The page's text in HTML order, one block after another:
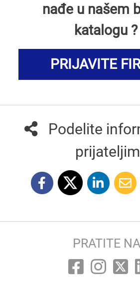
nađe u našem
katalogu ?
PRIJAVITE
Podelite
PRATITE